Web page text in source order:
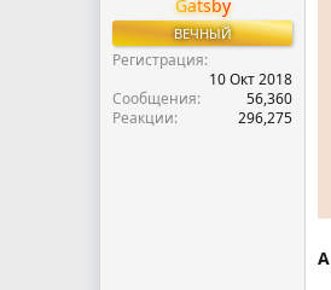
Gatsby
ВЕЧНЫЙ
Регистрация
10 Окт 2018
Сообщения
56,360
Реакции
296,275